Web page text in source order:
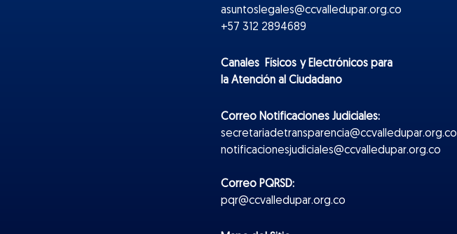
asuntoslegales@ccvalledupar.org.co
+57 312 2894689
Canales Físicos yElectrónicospara
la Atención al Ciudadano
Correo Notificaciones Judiciales:
secretariadetransparencia@ccvalledupar.org.co
notificacionesjudiciales@ccvalledupar.org.co
Correo PQRSD:
pqr@ccvalledupar.org.co